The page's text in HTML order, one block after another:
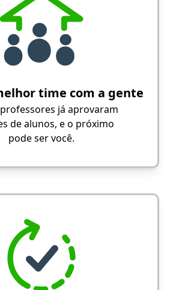
time com a gente
já aprovaram
de alunos, e o próximo
pode ser você.